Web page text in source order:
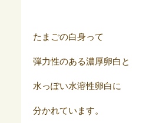
たまごの白身って
弾力性のある濃厚卵白と
水っぽい水溶性卵白に
分かれています。